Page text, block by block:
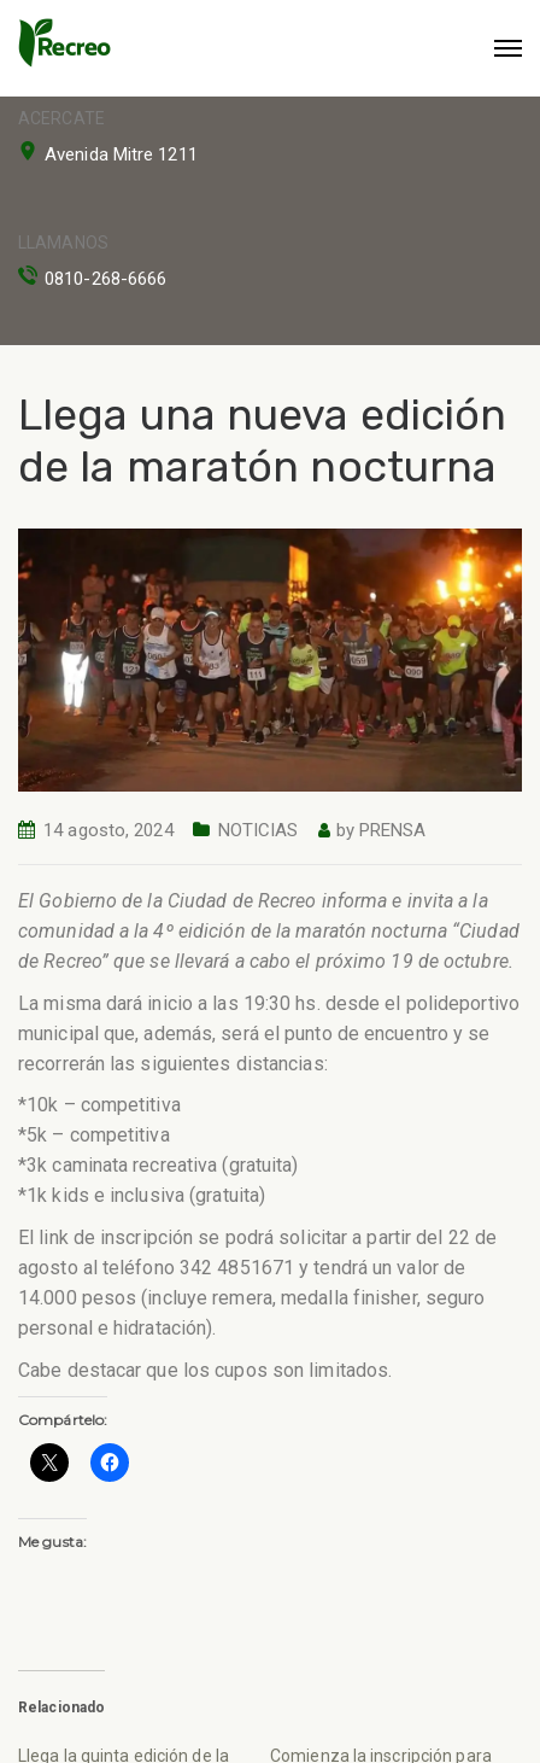
ACERCATE
Avenida Mitre 1211
LLAMANOS
0810-268-6666
Llega una nueva edición
de la maratón nocturna
14 agosto, 2024 NOTICIAS by PRENSA
El Gobierno de la Ciudad de Recreo informa e invita a la
comunidad a la 4º eidición de la maratón nocturna “Ciudad
de Recreo” que se llevará a cabo el próximo 19 de octubre.
La misma dará inicio a las 19:30 hs. desde el polideportivo
municipal que, además, será el punto de encuentro y se
recorrerán las siguientes distancias:
*10k – competitiva
*5k – competitiva
*3k caminata recreativa (gratuita)
*1k kids e inclusiva (gratuita)
El link de inscripción se podrá solicitar a partir del 22 de
agosto al teléfono 342 4851671 y tendrá un valor de
14.000 pesos (incluye remera, medalla finisher, seguro
personal e hidratación).
Cabe destacar que los cupos son limitados.
Compártelo:
Me gusta:
Relacionado
Llega la quinta edición de la
Comienza la inscripción para